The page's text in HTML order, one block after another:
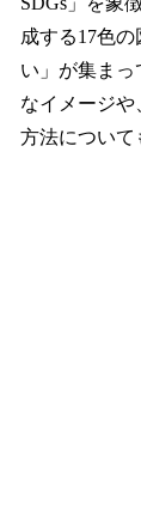
成する17色
い」が集まっ
なイメージ
方法について